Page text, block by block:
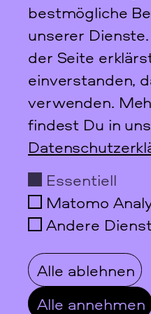
Social Media
Datenschutz
bestmögliche
unserer
der Seite
einverstanden,
verwenden.
findest Du in
Essentiell
Matomo
Andere
Alle ablehnen
Alle annehmen